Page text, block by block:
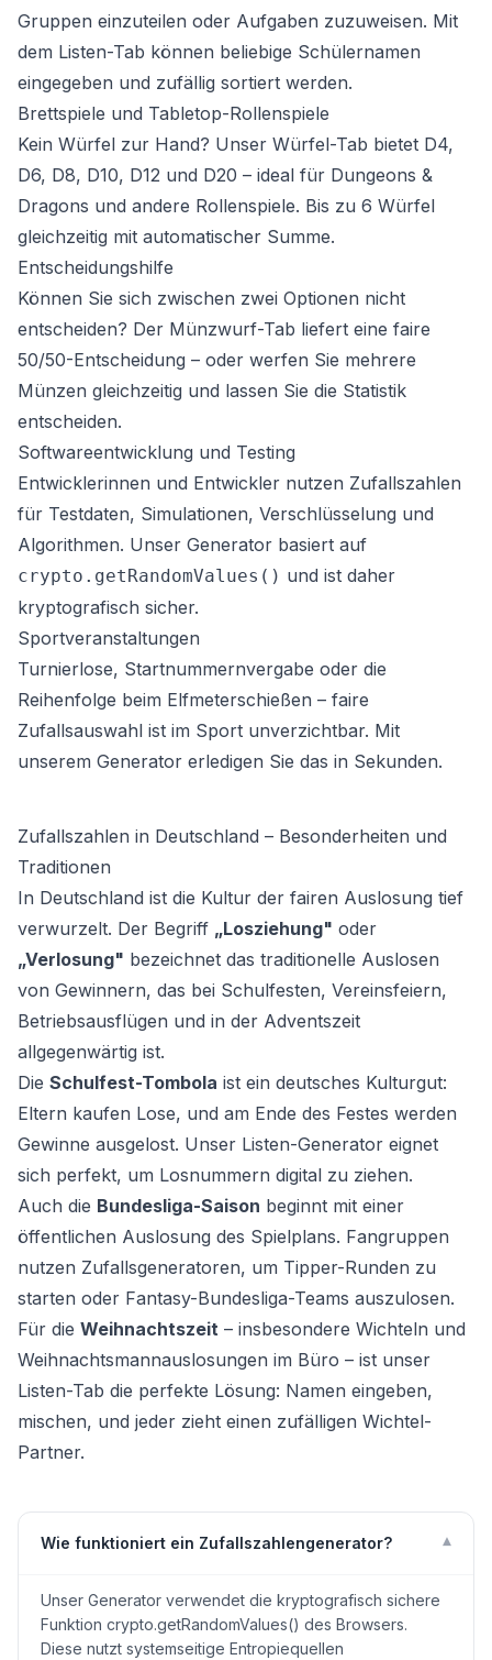
Gruppen einzuteilen oder Aufgaben zuzuweisen. Mit
dem Listen-Tab können beliebige Schülernamen
eingegeben und zufällig sortiert werden.
Brettspiele und Tabletop-Rollenspiele
Kein Würfel zur Hand? Unser Würfel-Tab bietet D4,
D6, D8, D10, D12 und D20 – ideal für Dungeons &
Dragons und andere Rollenspiele. Bis zu 6 Würfel
gleichzeitig mit automatischer Summe.
Entscheidungshilfe
Können Sie sich zwischen zwei Optionen nicht
entscheiden? Der Münzwurf-Tab liefert eine faire
50/50-Entscheidung – oder werfen Sie mehrere
Münzen gleichzeitig und lassen Sie die Statistik
entscheiden.
Softwareentwicklung und Testing
Entwicklerinnen und Entwickler nutzen Zufallszahlen
für Testdaten, Simulationen, Verschlüsselung und
Algorithmen. Unser Generator basiert auf
crypto.getRandomValues() und ist daher
kryptografisch sicher.
Sportveranstaltungen
Turnierlose, Startnummernvergabe oder die
Reihenfolge beim Elfmeterschießen – faire
Zufallsauswahl ist im Sport unverzichtbar. Mit
unserem Generator erledigen Sie das in Sekunden.
Zufallszahlen in Deutschland – Besonderheiten und
Traditionen
In Deutschland ist die Kultur der fairen Auslosung tief
verwurzelt. Der Begriff „Losziehung" oder
„Verlosung" bezeichnet das traditionelle Auslosen
von Gewinnern, das bei Schulfesten, Vereinsfeiern,
Betriebsausflügen und in der Adventszeit
allgegenwärtig ist.
Die Schulfest-Tombola ist ein deutsches Kulturgut:
Eltern kaufen Lose, und am Ende des Festes werden
Gewinne ausgelost. Unser Listen-Generator eignet
sich perfekt, um Losnummern digital zu ziehen.
Auch die Bundesliga-Saison beginnt mit einer
öffentlichen Auslosung des Spielplans. Fangruppen
nutzen Zufallsgeneratoren, um Tipper-Runden zu
starten oder Fantasy-Bundesliga-Teams auszulosen.
Für die Weihnachtszeit – insbesondere Wichteln und
Weihnachtsmannauslosungen im Büro – ist unser
Listen-Tab die perfekte Lösung: Namen eingeben,
mischen, und jeder zieht einen zufälligen Wichtel-
Partner.
Wie funktioniert ein Zufallszahlengenerator? ▾
Unser Generator verwendet die kryptografisch sichere
Funktion crypto.getRandomValues() des Browsers.
Diese nutzt systemseitige Entropiequellen